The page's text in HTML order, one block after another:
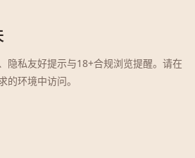
隐私友好提示与18+合规浏览提醒。请在
的环境中访问。